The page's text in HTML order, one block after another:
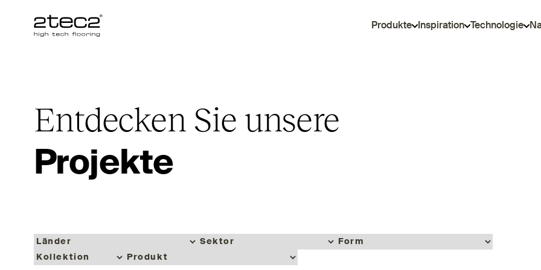
Primary Produkte Inspiration Technologie
Entdecken Sie unsere
Projekte